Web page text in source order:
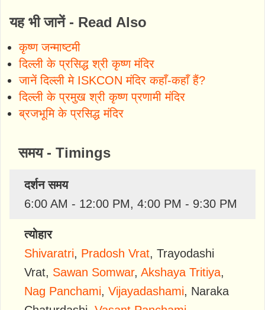
यह भी जानें - Read Also
कृष्ण जन्माष्टमी
दिल्ली के प्रसिद्ध श्री कृष्ण मंदिर
जानें दिल्ली मे ISKCON मंदिर कहाँ-कहाँ हैं?
दिल्ली के प्रमुख श्री कृष्ण प्रणामी मंदिर
ब्रजभूमि के प्रसिद्ध मंदिर
समय - Timings
दर्शन समय
6:00 AM - 12:00 PM, 4:00 PM - 9:30 PM
त्योहार
Shivaratri, Pradosh Vrat, Trayodashi
Vrat, Sawan Somwar, Akshaya Tritiya,
Nag Panchami, Vijayadashami, Naraka